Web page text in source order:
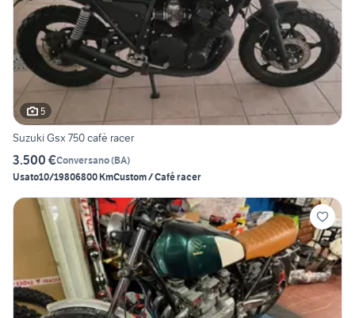
5
Suzuki Gsx 750 cafè racer
3.500 €Conversano(BA)
Usato10/19806800 KmCustom / Café racer